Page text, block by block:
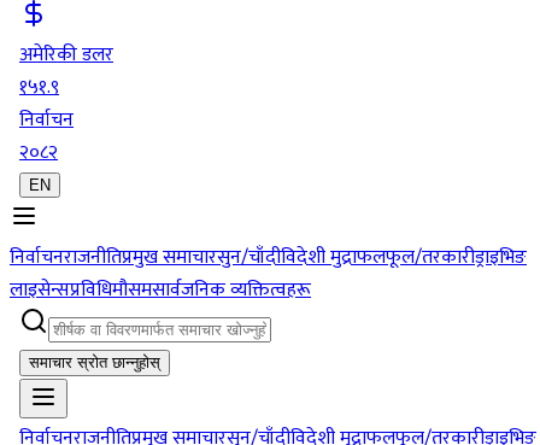
अमेरिकी डलर
१५१.९
निर्वाचन
२०८२
EN
निर्वाचनराजनीतिप्रमुख समाचारसुन/चाँदीविदेशी मुद्राफलफूल/तरकारीड्राइभिङ
लाइसेन्सप्रविधिमौसमसार्वजनिक व्यक्तित्वहरू
समाचार स्रोत छान्नुहोस्
निर्वाचनराजनीतिप्रमुख समाचारसुन/चाँदीविदेशी मुद्राफलफूल/तरकारीड्राइभिङ